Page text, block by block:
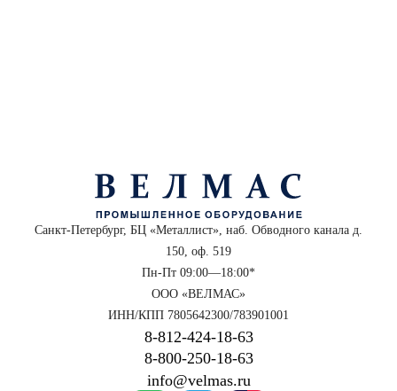
Санкт-Петербург, БЦ «Металлист», наб. Обводного канала д.
150, оф. 519
Пн-Пт 09:00—18:00*
ООО «ВЕЛМАС»
ИНН/КПП 7805642300/783901001
8‑812‑424‑18‑63
8‑800‑250‑18‑63
info@velmas.ru